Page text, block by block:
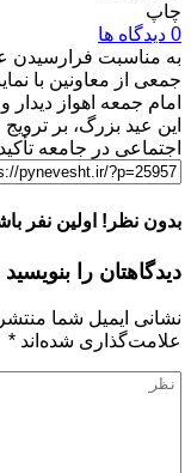
چاپ
0 دیدگاه ها
به مناسبت فرارسیدن
جمعی از معاونین با
امام جمعه اهواز
این عید بزرگ، بر
اجتماعی در جامعه
بدون نظر! اولین نفر
دیدگاهتان را بنویسید
نشانی ایمیل شما
علامت‌گذاری شده‌اند *